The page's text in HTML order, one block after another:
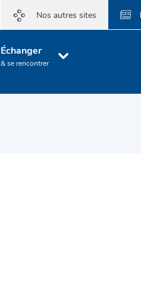
Nos autres sites
Échanger
& se rencontrer